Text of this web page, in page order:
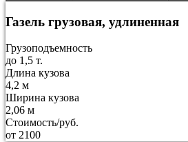
Газель грузовая, удлиненная
Грузоподъемность
до 1,5 т.
Длина кузова
4,2 м
Ширина кузова
2,06 м
Стоимость/руб.
от 2100